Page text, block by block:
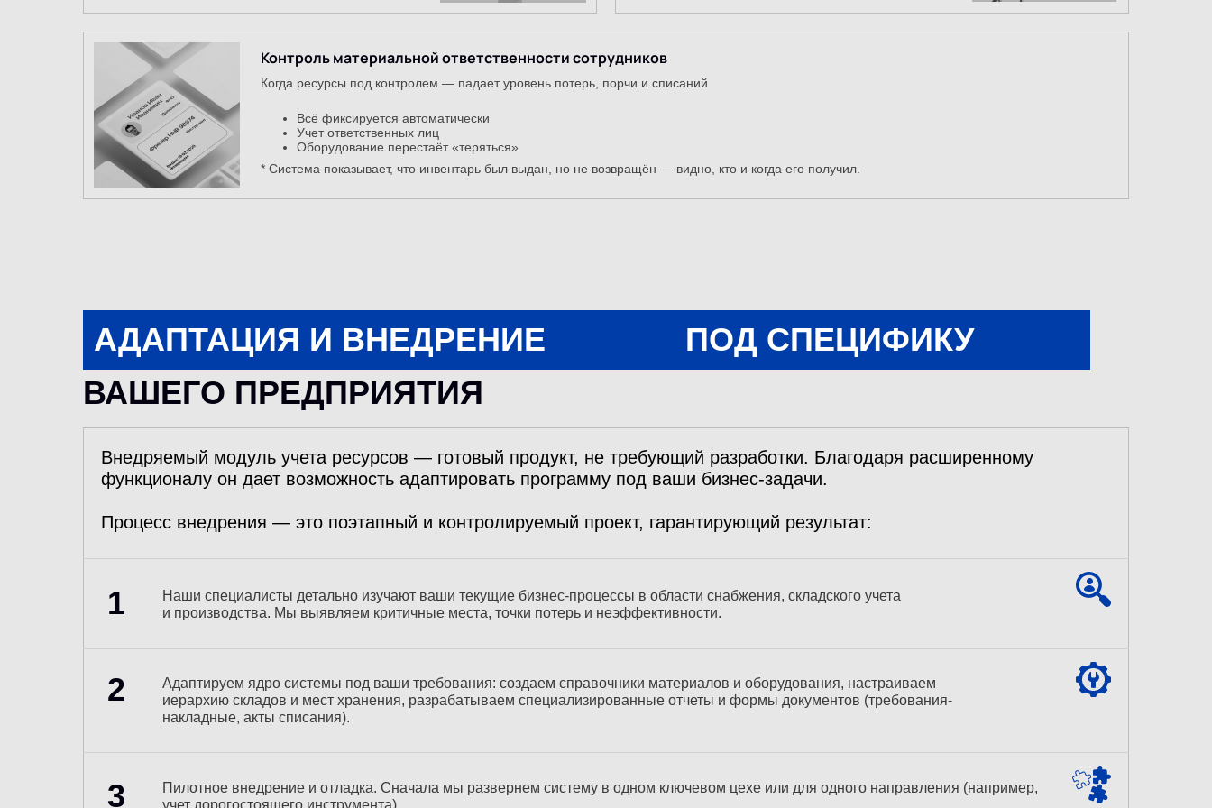
Контроль материальной ответственности сотрудников
* Система показывает, что инвентарь был выдан, но не возвращён — видно, кто и когда его получил.
Всё фиксируется автоматически
Учет ответственных лиц
Оборудование перестаёт «теряться»
Когда ресурсы под контролем — падает уровень потерь, порчи и списаний
Внедряемый модуль учета ресурсов — готовый продукт, не требующий разработки. Благодаря расширенному
функционалу он дает возможность адаптировать программу под ваши бизнес-задачи.
Процесс внедрения — это поэтапный и контролируемый проект, гарантирующий результат:
1
2
3
Пилотное внедрение и отладка. Сначала мы развернем систему в одном ключевом цехе или для одного направления (например,
учет дорогостоящего инструмента).
АДАПТАЦИЯ И ВНЕДРЕНИЕ
ПОД СПЕЦИФИКУ
ВАШЕГО ПРЕДПРИЯТИЯ
Адаптируем ядро системы под ваши требования: создаем справочники материалов и оборудования, настраиваем
иерархию складов и мест хранения, разрабатываем специализированные отчеты и формы документов (требования-
накладные, акты списания).
Наши специалисты детально изучают ваши текущие бизнес-процессы в области снабжения, складского учета
и производства. Мы выявляем критичные места, точки потерь и неэффективности.